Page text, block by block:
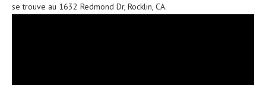
se trouve au 1632 Redmond Dr, Rocklin, CA.